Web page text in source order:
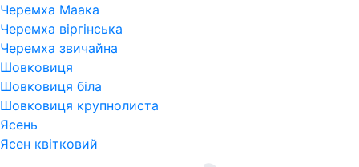
Черемха Маака
Черемха віргінська
Черемха звичайна
Шовковиця
Шовковиця біла
Шовковиця крупнолиста
Ясень
Ясен квітковий